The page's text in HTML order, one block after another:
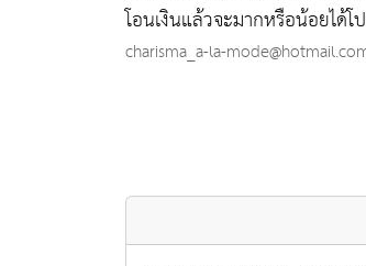
โอนเงินแล้วจะมากหรือน้อยได้โ
charisma_a-la-